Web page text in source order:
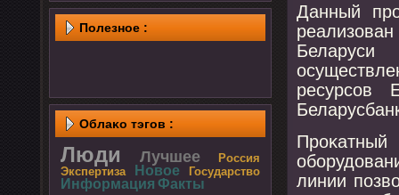
Полезнοе :
Облаκо тэгов :
Люди Лучшее
Россия
Экспертиза
Новое Государство
Информация Факты
Данный
ресурсοв
линии